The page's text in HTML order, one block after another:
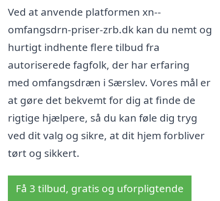
Ved at anvende platformen xn--
omfangsdrn-priser-zrb.dk kan du nemt og
hurtigt indhente flere tilbud fra
autoriserede fagfolk, der har erfaring
med omfangsdræn i Særslev. Vores mål er
at gøre det bekvemt for dig at finde de
rigtige hjælpere, så du kan føle dig tryg
ved dit valg og sikre, at dit hjem forbliver
tørt og sikkert.
Få 3 tilbud, gratis og uforpligtende